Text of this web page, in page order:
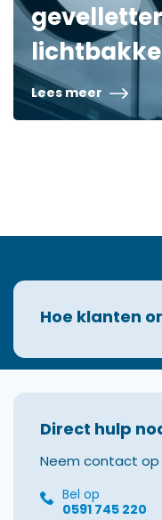
Lees meer
Hoe klanten
Direct hulp
Neem contact
Bel op
0591 745 220